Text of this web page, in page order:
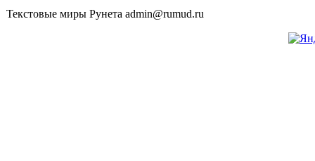
Текстовые миры Рунета admin@rumud.ru